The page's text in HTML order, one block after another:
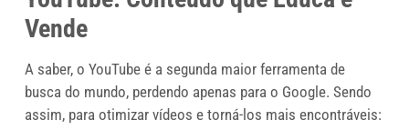
Vende
A saber, o YouTube é a segunda maior ferramenta de
busca do mundo, perdendo apenas para o Google. Sendo
assim, para otimizar vídeos e torná-los mais encontráveis: